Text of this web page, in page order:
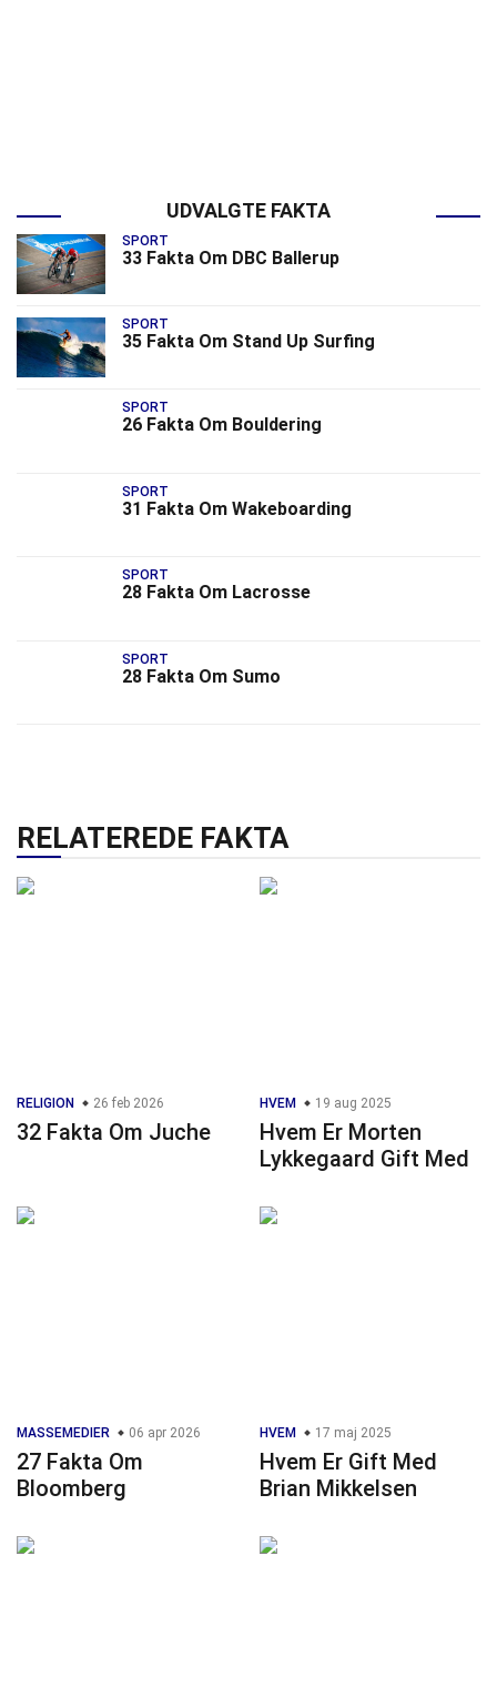
UDVALGTE FAKTA
SPORT
33 Fakta Om DBC Ballerup
SPORT
35 Fakta Om Stand Up Surfing
SPORT
26 Fakta Om Bouldering
SPORT
31 Fakta Om Wakeboarding
SPORT
28 Fakta Om Lacrosse
SPORT
28 Fakta Om Sumo
RELATEREDE FAKTA
RELIGION 26 feb 2026
32 Fakta Om Juche
HVEM 19 aug 2025
Hvem Er Morten
Lykkegaard Gift Med
MASSEMEDIER 06 apr 2026
27 Fakta Om
Bloomberg
HVEM 17 maj 2025
Hvem Er Gift Med
Brian Mikkelsen